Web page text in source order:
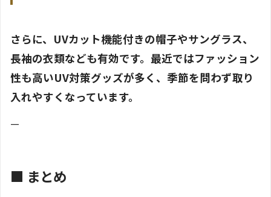
さらに、UVカット機能付きの帽子やサングラス、
長袖の衣類なども有効です。最近ではファッション
性も高いUV対策グッズが多く、季節を問わず取り
入れやすくなっています。
—
■ まとめ